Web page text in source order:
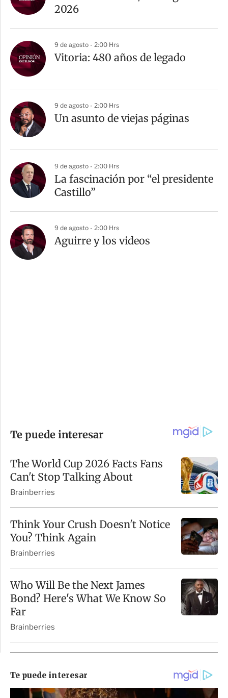
2026
9 de agosto - 2:00 Hrs
Vitoria: 480 años de legado
9 de agosto - 2:00 Hrs
Un asunto de viejas páginas
9 de agosto - 2:00 Hrs
La fascinación por “el presidente
Castillo”
9 de agosto - 2:00 Hrs
Aguirre y los videos